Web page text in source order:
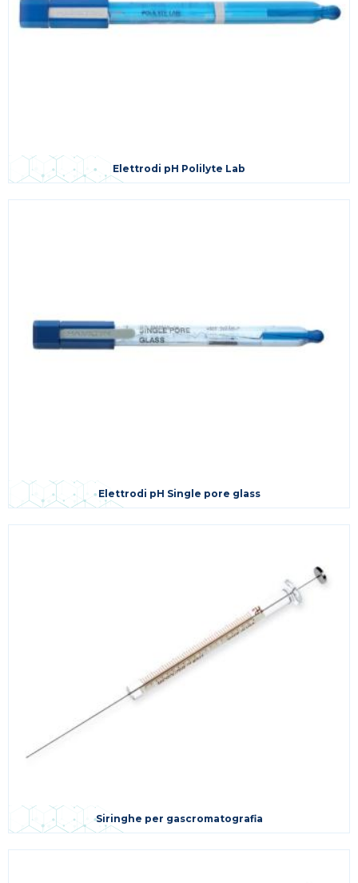
Elettrodi pH Polilyte Lab
Elettrodi pH Single pore glass
Siringhe per gascromatografia